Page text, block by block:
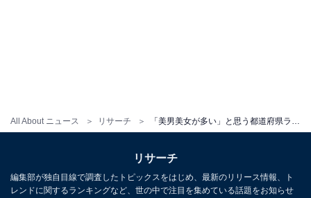
All About ニュース リサーチ
リサーチ
編集部が独自目線で調査したトピックスをはじめ、最新のリリース情報、ト
レンドに関するランキングなど、世の中で注目を集めている話題をお知らせ